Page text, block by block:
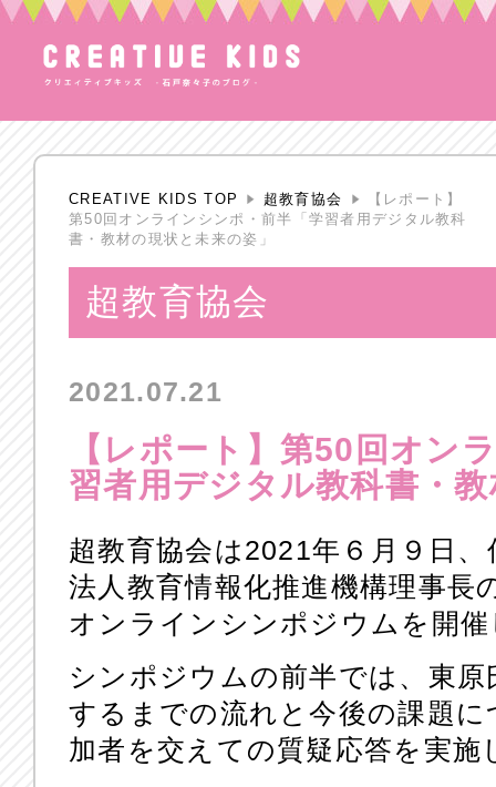
CREATIVE KIDS TOP 超教育協会
【レポート】
第50回オンラインシンポ・前半「学習者用デジタル教科
書・教材の現状と未来の姿」
超教育協会
2021.07.21
【レポート】第50回オン
習者用デジタル教科書・
超教育協会は2021年６月９日
法人教育情報化推進機構理事長
オンラインシンポジウムを開
シンポジウムの前半では、東
するまでの流れと今後の課題
加者を交えての質疑応答を実施